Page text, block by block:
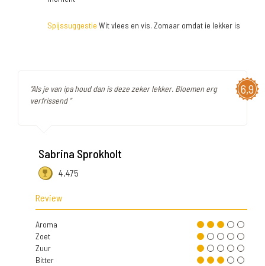
Spijssuggestie Wit vlees en vis. Zomaar omdat ie lekker is
6,9
"Als je van ipa houd dan is deze zeker lekker. Bloemen erg
verfrissend "
Sabrina Sprokholt
4.475
Review
Aroma
Zoet
Zuur
Bitter